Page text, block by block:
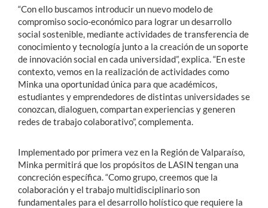
“Con ello buscamos introducir un nuevo modelo de
compromiso socio-económico para lograr un desarrollo
social sostenible, mediante actividades de transferencia de
conocimiento y tecnología junto a la creación de un soporte
de innovación social en cada universidad”, explica. “En este
contexto, vemos en la realización de actividades como
Minka una oportunidad única para que académicos,
estudiantes y emprendedores de distintas universidades se
conozcan, dialoguen, compartan experiencias y generen
redes de trabajo colaborativo”, complementa.
Implementado por primera vez en la Región de Valparaíso,
Minka permitirá que los propósitos de LASIN tengan una
concreción específica. “Como grupo, creemos que la
colaboración y el trabajo multidisciplinario son
fundamentales para el desarrollo holístico que requiere la